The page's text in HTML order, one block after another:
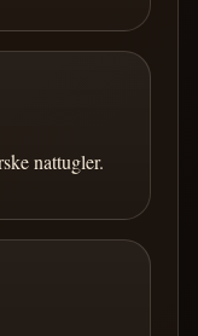
nattugler.